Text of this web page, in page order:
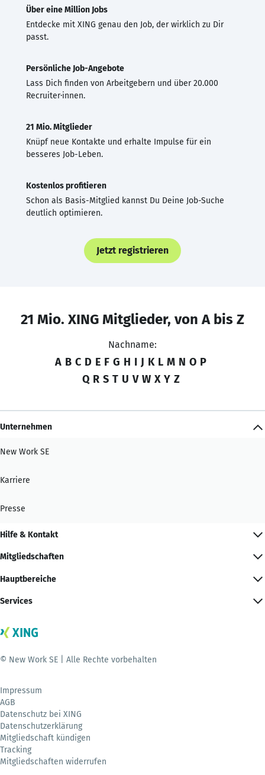
Über eine Million Jobs
Entdecke mit XING genau den Job, der wirklich zu Dir
passt.
Persönliche Job-Angebote
Lass Dich finden von Arbeitgebern und über 20.000
Recruiter·innen.
21 Mio. Mitglieder
Knüpf neue Kontakte und erhalte Impulse für ein
besseres Job-Leben.
Kostenlos profitieren
Schon als Basis-Mitglied kannst Du Deine Job-Suche
deutlich optimieren.
Jetzt registrieren
21 Mio. XING Mitglieder, von A bis Z
Nachname:
A B C D E F G H I J K L M N O P
Q R S T U V W X Y Z
Unternehmen
New Work SE
Karriere
Presse
Hilfe & Kontakt
Mitgliedschaften
Hauptbereiche
Services
© New Work SE | Alle Rechte vorbehalten
Impressum
AGB
Datenschutz bei XING
Datenschutzerklärung
Mitgliedschaft kündigen
Tracking
Mitgliedschaften widerrufen